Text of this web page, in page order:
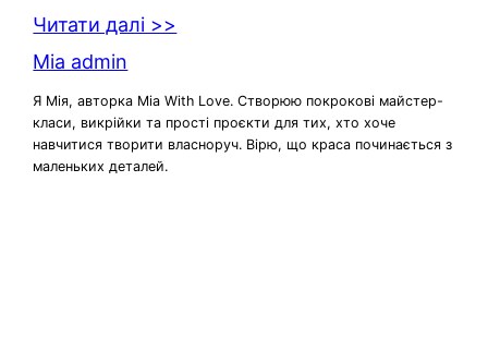
Читати далі >>
Mia admin
Я Мія, авторка Mia With Love. Створюю покрокові майстер-
класи, викрійки та прості проєкти для тих, хто хоче
навчитися творити власноруч. Вірю, що краса починається з
маленьких деталей.